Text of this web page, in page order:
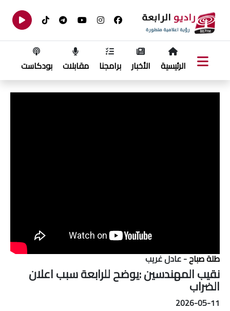
الرئيسية الأخبار برامجنا مقابلات بودكاست
طلة صباح- عادل غريب
نقيب المهندسين :يوضح للرابعة سبب اعلان
الضراب
2026-05-11